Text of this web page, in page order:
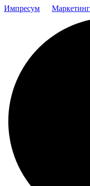
Импресум Маркетинг